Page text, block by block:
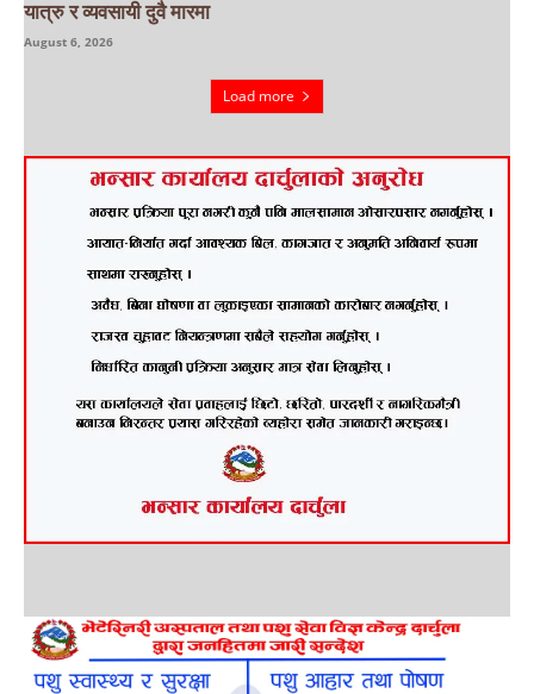
यात्रु र व्यवसायी दुवै मारमा
August 6, 2026
Load more